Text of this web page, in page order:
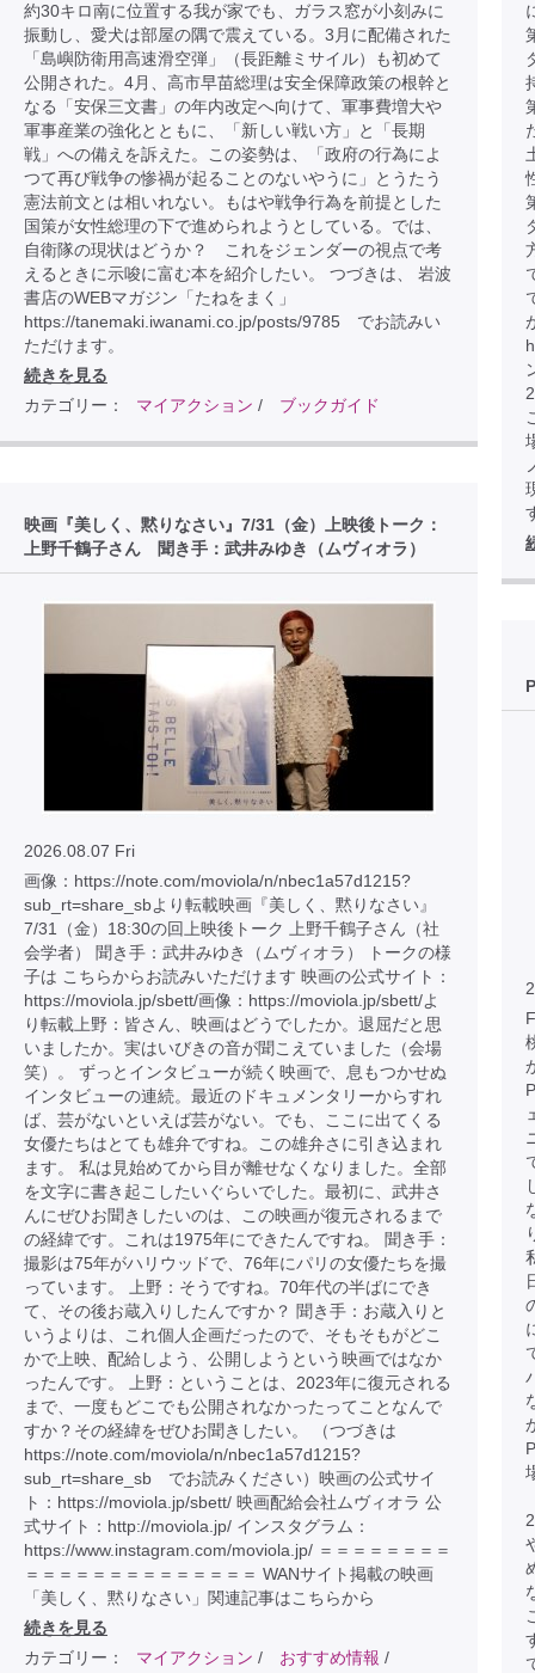
約30キロ南に位置する我が家でも、ガラス窓が小刻みに
振動し、愛犬は部屋の隅で震えている。3月に配備された
「島嶼防衛用高速滑空弾」（長距離ミサイル）も初めて
公開された。4月、高市早苗総理は安全保障政策の根幹と
なる「安保三文書」の年内改定へ向けて、軍事費増大や
軍事産業の強化とともに、「新しい戦い方」と「長期
戦」への備えを訴えた。この姿勢は、「政府の行為によ
つて再び戦争の惨禍が起ることのないやうに」とうたう
憲法前文とは相いれない。もはや戦争行為を前提とした
国策が女性総理の下で進められようとしている。では、
自衛隊の現状はどうか？ これをジェンダーの視点で考
えるときに示唆に富む本を紹介したい。 つづきは、 岩波
書店のWEBマガジン「たねをまく」
https://tanemaki.iwanami.co.jp/posts/9785 でお読みい
ただけます。
続きを見る
カテゴリー：
マイアクション / ブックガイド
映画『美しく、黙りなさい』7/31（金）上映後トーク：
上野千鶴子さん 聞き手：武井みゆき（ムヴィオラ）
2026.08.07 Fri
画像：https://note.com/moviola/n/nbec1a57d1215?
sub_rt=share_sbより転載映画『美しく、黙りなさい』
7/31（金）18:30の回上映後トーク 上野千鶴子さん（社
会学者） 聞き手：武井みゆき（ムヴィオラ） トークの様
子は こちらからお読みいただけます 映画の公式サイト：
https://moviola.jp/sbett/画像：https://moviola.jp/sbett/よ
り転載上野：皆さん、映画はどうでしたか。退屈だと思
いましたか。実はいびきの音が聞こえていました（会場
笑）。 ずっとインタビューが続く映画で、息もつかせぬ
インタビューの連続。最近のドキュメンタリーからすれ
ば、芸がないといえば芸がない。でも、ここに出てくる
女優たちはとても雄弁ですね。この雄弁さに引き込まれ
ます。 私は見始めてから目が離せなくなりました。全部
を文字に書き起こしたいぐらいでした。最初に、武井さ
んにぜひお聞きしたいのは、この映画が復元されるまで
の経緯です。これは1975年にできたんですね。 聞き手：
撮影は75年がハリウッドで、76年にパリの女優たちを撮
っています。 上野：そうですね。70年代の半ばにでき
て、その後お蔵入りしたんですか？ 聞き手：お蔵入りと
いうよりは、これ個人企画だったので、そもそもがどこ
かで上映、配給しよう、公開しようという映画ではなか
ったんです。 上野：ということは、2023年に復元される
まで、一度もどこでも公開されなかったってことなんで
すか？その経緯をぜひお聞きしたい。 （つづきは
https://note.com/moviola/n/nbec1a57d1215?
sub_rt=share_sb でお読みください）映画の公式サイ
ト：https://moviola.jp/sbett/ 映画配給会社ムヴィオラ 公
式サイト：http://moviola.jp/ インスタグラム：
https://www.instagram.com/moviola.jp/ ＝＝＝＝＝＝＝＝
＝＝＝＝＝＝＝＝＝＝＝＝＝＝ WANサイト掲載の映画
「美しく、黙りなさい」関連記事はこちらから
続きを見る
カテゴリー：
マイアクション / おすすめ情報 /